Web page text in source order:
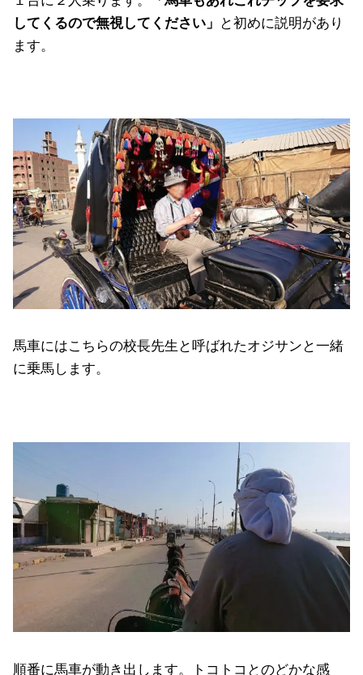
してくるので無視してください」
と初めに説明があり
ます。
馬車にはこちらの校長先生と呼ばれたオジサンと一緒
に乗馬します。
順番に馬車が動き出します。トコトコとのどかな感